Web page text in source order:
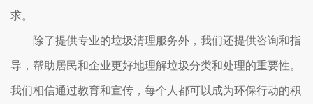
求。
除了提供专业的垃圾清理服务外，我们还提供咨询和指
导，帮助居民和企业更好地理解垃圾分类和处理的重要性。
我们相信通过教育和宣传，每个人都可以成为环保行动的积